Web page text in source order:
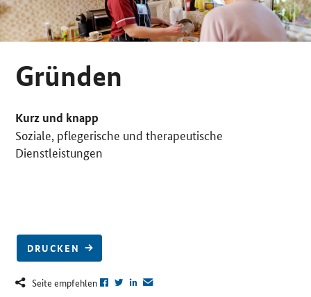
Gründen
Kurz und knapp
Soziale, pflegerische und therapeutische
Dienstleistungen
DRUCKEN
Seite empfehlen